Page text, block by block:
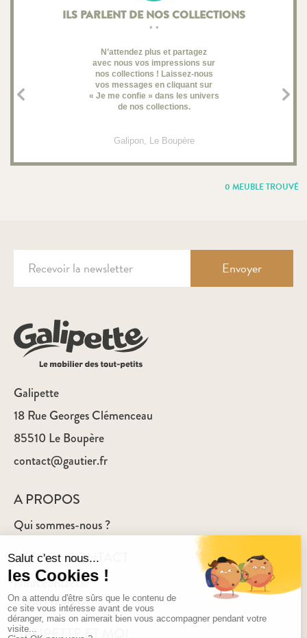
ILS PARLENT DE NOS COLLECTIONS
• •
N’attendez plus et partagez
avec nous vos impressions sur
nos collections ! Laissez-nous
vos messages en cliquant sur
« Je me confie » dans les univers
de nos collections.
Galipon, Le Boupère
0 MEUBLE TROUVÉ
Galipette
18 Rue Georges Clémenceau
85510 Le Boupère
contact@gautier.fr
A PROPOS
Qui sommes-nous ?
INFOS - CONTACT
Nous contacter
Contacts presse
GALIPETTE ET MOI